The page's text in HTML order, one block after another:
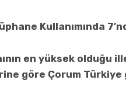
Kullanımında
en yüksek olduğu
göre Çorum Türkiye